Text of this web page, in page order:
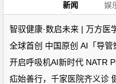
新闻 娱
智驭健康·数启未来 | 万方医
全球首创 中国原创 AI「导
开启呼吸机AI新时代 NATR
疝始善行，千家医院齐义诊